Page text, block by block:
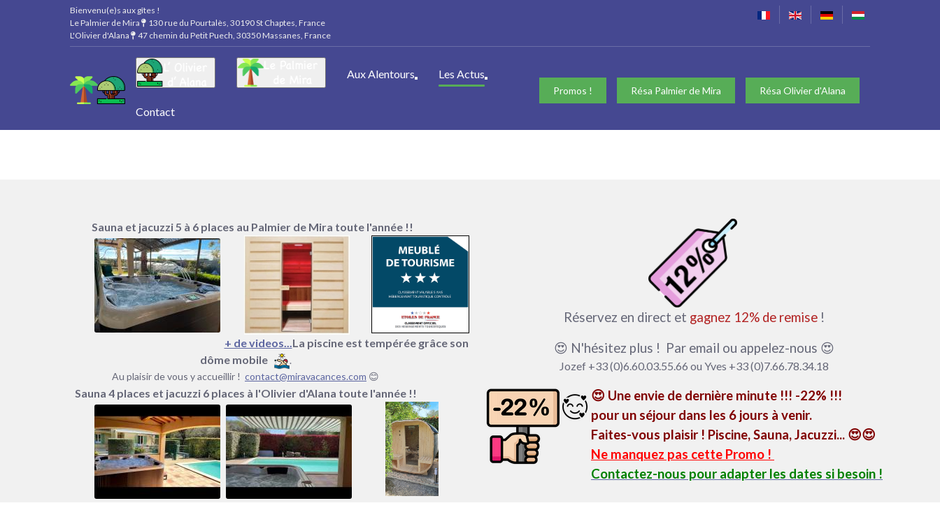
Bienvenu(e)s aux gîtes !
Le Palmier de Mira
130 rue du Pourtalès, 30190 St Chaptes, France
L'Olivier d'Alana
47 chemin du Petit Puech, 30350 Massanes, France
Aux Alentours
En savoir plus : Aux Alentours
Les Actus
En savoir plus : Les Actus
Contact
Résa Olivier d'Alana
Résa Palmier de Mira
Promos !
Sauna et jacuzzi 5 à 6 places au Palmier de Mira toute l'année !!
+ de videos...La piscine est tempérée grâce son
dôme mobile
.
Au plaisir de vous y accueillir ! contact@miravacances.com 😊
Sauna 4 places et jacuzzi 6 places à l'Olivier d'Alana toute l'année !!
Réservez en direct et gagnez 12% de remise!
😍 N'hésitez plus ! Par email ou appelez-nous 😍
Jozef +33 (0)6.60.03.55.66 ou Yves +33 (0)7.66.78.34.18
😍 Une envie de dernière minute !!! -22% !!!
pour un séjour dans les 6 jours à venir.
Faites-vous plaisir ! Piscine, Sauna, Jacuzzi... 😍😍
Ne manquez pas cette Promo !
Contactez-nous pour adapter les dates si besoin !